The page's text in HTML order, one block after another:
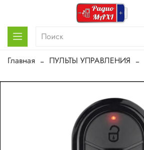
Главная ПУЛЬТЫ УПРАВЛЕНИЯ